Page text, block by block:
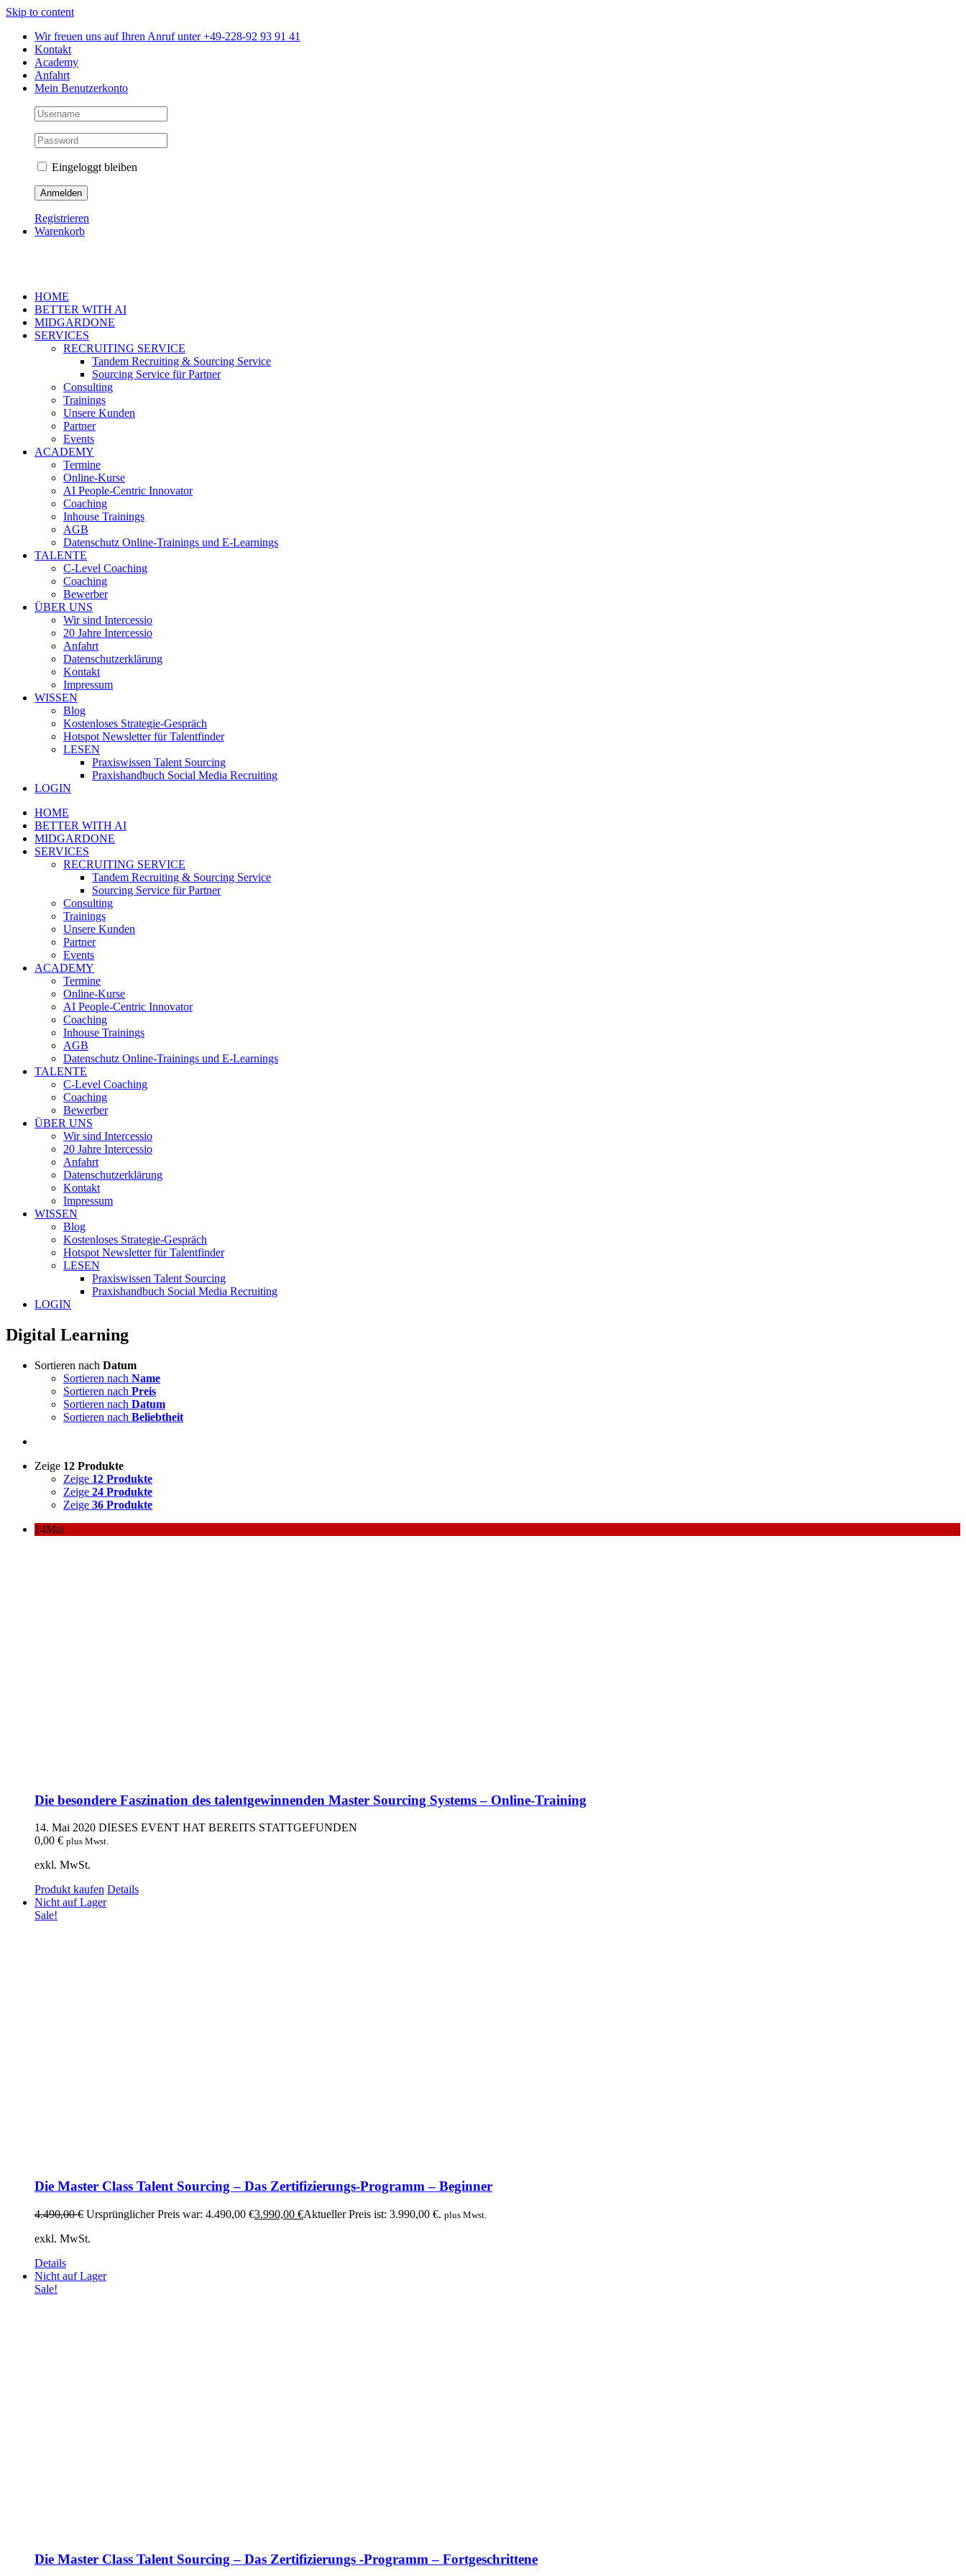
Skip to content
Wir freuen uns auf Ihren Anruf unter +49-228-92 93 91 41
Kontakt
Academy
Anfahrt
Mein Benutzerkonto
Eingeloggt bleiben
Registrieren
Warenkorb
HOME
BETTER WITH AI
MIDGARDONE
SERVICES
RECRUITING SERVICE
Tandem Recruiting & Sourcing Service
Sourcing Service für Partner
Consulting
Trainings
Unsere Kunden
Partner
Events
ACADEMY
Termine
Online-Kurse
AI People-Centric Innovator
Coaching
Inhouse Trainings
AGB
Datenschutz Online-Trainings und E-Learnings
TALENTE
C-Level Coaching
Coaching
Bewerber
ÜBER UNS
Wir sind Intercessio
20 Jahre Intercessio
Anfahrt
Datenschutzerklärung
Kontakt
Impressum
WISSEN
Blog
Kostenloses Strategie-Gespräch
Hotspot Newsletter für Talentfinder
LESEN
Praxiswissen Talent Sourcing
Praxishandbuch Social Media Recruiting
LOGIN
HOME
BETTER WITH AI
MIDGARDONE
SERVICES
RECRUITING SERVICE
Tandem Recruiting & Sourcing Service
Sourcing Service für Partner
Consulting
Trainings
Unsere Kunden
Partner
Events
ACADEMY
Termine
Online-Kurse
AI People-Centric Innovator
Coaching
Inhouse Trainings
AGB
Datenschutz Online-Trainings und E-Learnings
TALENTE
C-Level Coaching
Coaching
Bewerber
ÜBER UNS
Wir sind Intercessio
20 Jahre Intercessio
Anfahrt
Datenschutzerklärung
Kontakt
Impressum
WISSEN
Blog
Kostenloses Strategie-Gespräch
Hotspot Newsletter für Talentfinder
LESEN
Praxiswissen Talent Sourcing
Praxishandbuch Social Media Recruiting
LOGIN
Digital Learning
Sortieren nach Datum
Sortieren nach Name
Sortieren nach Preis
Sortieren nach Datum
Sortieren nach Beliebtheit
Zeige 12 Produkte
Zeige 12 Produkte
Zeige 24 Produkte
Zeige 36 Produkte
14Mai
Die besondere Faszination des talentgewinnenden Master Sourcing Systems – Online-Training
14. Mai 2020 DIESES EVENT HAT BEREITS STATTGEFUNDEN
0,00 € plus Mwst.
exkl. MwSt.
Produkt kaufen Details
Nicht auf Lager
Sale!
Die Master Class Talent Sourcing – Das Zertifizierungs-Programm – Beginner
4.490,00€ Ursprünglicher Preis war: 4.490,00 €3.990,00 €Aktueller Preis ist: 3.990,00 €. plus Mwst.
exkl. MwSt.
Details
Nicht auf Lager
Sale!
Die Master Class Talent Sourcing – Das Zertifizierungs -Programm – Fortgeschrittene